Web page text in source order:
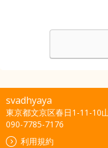
svadhyaya
東京都文京区春日1-11-10
090-7785-7176
利用規約